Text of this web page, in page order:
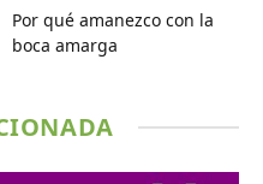
Por qué amanezco con la
boca amarga